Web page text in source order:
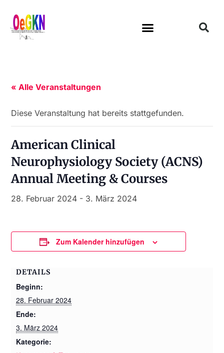
« Alle Veranstaltungen
Diese Veranstaltung hat bereits stattgefunden.
American Clinical
Neurophysiology Society (ACNS)
Annual Meeting & Courses
28. Februar 2024 - 3. März 2024
Zum Kalender hinzufügen
DETAILS
Beginn:
28. Februar 2024
Ende:
3. März 2024
Kategorie: